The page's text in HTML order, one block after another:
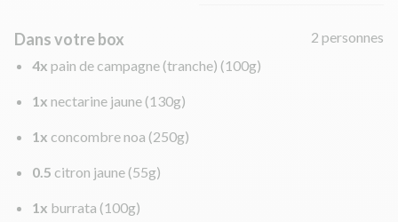
Dans votre box
2 personnes
4x pain de campagne (tranche) (100g)
1x nectarine jaune (130g)
1x concombre noa (250g)
0.5 citron jaune (55g)
1x burrata (100g)